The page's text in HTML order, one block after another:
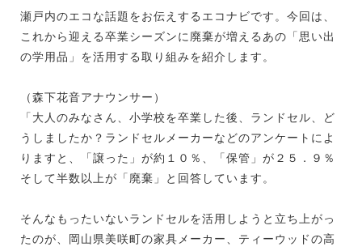
瀬戸内のエコな話題をお伝えするエコナビです。今回は、
これから迎える卒業シーズンに廃棄が増えるあの「思い出
の学用品」を活用する取り組みを紹介します。
（森下花音アナウンサー）
「大人のみなさん、小学校を卒業した後、ランドセル、ど
うしましたか？ランドセルメーカーなどのアンケートによ
りますと、「譲った」が約１０％、「保管」が２５．９％
そして半数以上が「廃棄」と回答しています。
そんなもったいないランドセルを活用しようと立ち上がっ
たのが、岡山県美咲町の家具メーカー、ティーウッドの高